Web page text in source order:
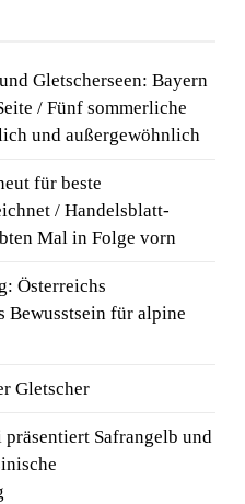
Gletscherseen: Bayern
/ Fünf sommerliche
und außergewöhnlich
für beste
/ Handelsblatt-
Mal in Folge vorn
Österreichs
Bewusstsein für alpine
Gletscher
präsentiert Safrangelb und